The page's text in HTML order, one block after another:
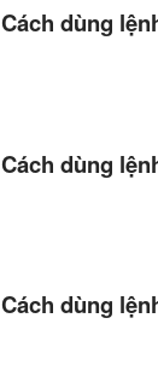
Cách dùng
Cách dùng
Cách dùng